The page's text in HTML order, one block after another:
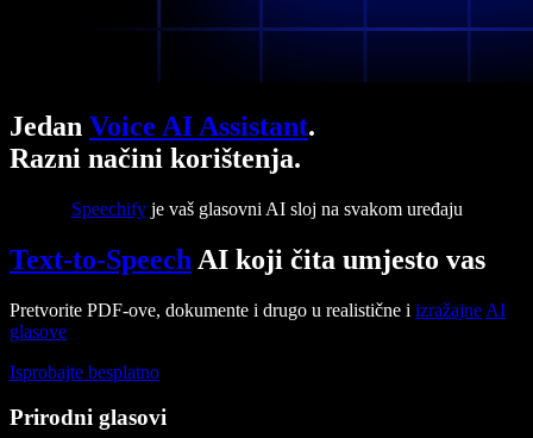
Jedan Voice AI Assistant.
Razni načini korištenja.
Speechifyje vaš glasovni AI sloj na svakom uređaju
Text-to-Speech AI koji čita umjesto vas
Pretvorite PDF-ove, dokumente i drugo u realistične i izražajne AI
glasove
Isprobajte besplatno
Prirodni glasovi